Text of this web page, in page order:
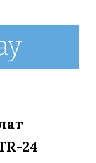
24